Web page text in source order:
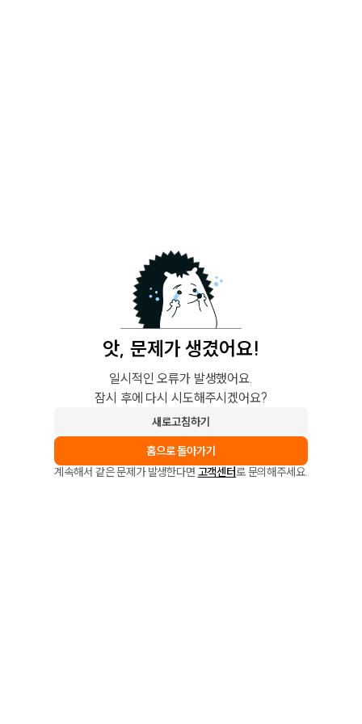
앗, 문제가 생겼어요!
일시적인 오류가 발생했어요.
잠시 후에 다시 시도해주시겠어요?
새로고침하기
홈으로 돌아가기
계속해서 같은 문제가 발생한다면 고객센터로 문의해주세요.